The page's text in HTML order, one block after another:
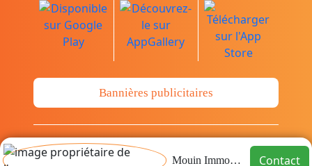
Mouin Immobilier Contact
Bannières publicitaires
© Copyright 2014-2026 Cava.tn Limited Tous
les droits sont réservés.